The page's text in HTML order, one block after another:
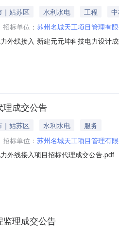
姑苏区 水利水电 工程
招标单位： 苏州名城天工项目管理有
外线接入-新建元元坤科技电力设计
理成交公告
姑苏区 水利水电
服务
招标单位： 苏州名城天工项目管理有
外线接入项目招标代理成交公告.pdf
监理成交公告